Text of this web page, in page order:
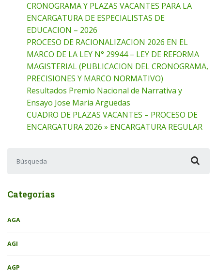
CRONOGRAMA Y PLAZAS VACANTES PARA LA
ENCARGATURA DE ESPECIALISTAS DE
EDUCACION – 2026
PROCESO DE RACIONALIZACION 2026 EN EL
MARCO DE LA LEY N° 29944 – LEY DE REFORMA
MAGISTERIAL (PUBLICACION DEL CRONOGRAMA,
PRECISIONES Y MARCO NORMATIVO)
Resultados Premio Nacional de Narrativa y
Ensayo Jose Maria Arguedas
CUADRO DE PLAZAS VACANTES – PROCESO DE
ENCARGATURA 2026 » ENCARGATURA REGULAR
Categorías
AGA
AGI
AGP